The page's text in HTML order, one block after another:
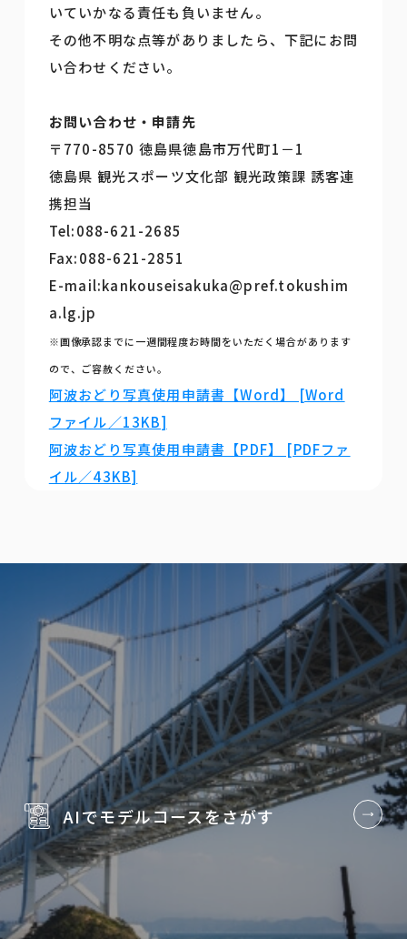
いていかなる責任も負いません。
その他不明な点等がありましたら、下記にお問
い合わせください。
お問い合わせ・申請先
〒770-8570 徳島県徳島市万代町1－1
徳島県 観光スポーツ文化部 観光政策課 誘客連
携担当
Tel:088-621-2685
Fax:088-621-2851
E-mail:kankouseisakuka@pref.tokushim
a.lg.jp
※画像承認までに一週間程度お時間をいただく場合があります
ので、ご容赦ください。
阿波おどり写真使用申請書【Word】 [Word
ファイル／13KB]
阿波おどり写真使用申請書【PDF】 [PDFファ
イル／43KB]
AIでモデルコースをさがす